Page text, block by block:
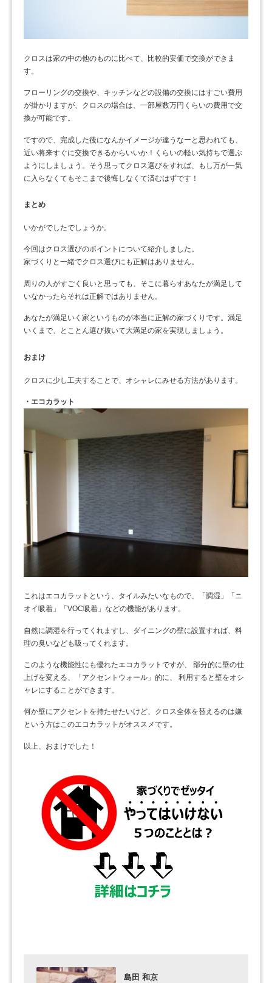
クロスは家の中の他のものに比べて、比較的安価で交換ができま
す。
フローリングの交換や、キッチンなどの設備の交換にはすごい費用
が掛かりますが、クロスの場合は、一部屋数万円くらいの費用で交
換が可能です。
ですので、完成した後になんかイメージが違うなーと思われても、
近い将来すぐに交換できるからいいか！くらいの軽い気持ちで選ぶ
ようにしましょう。そう思ってクロス選びをすれば、もし万が一気
に入らなくてもそこまで後悔しなくて済むはずです！
まとめ
いかがでしたでしょうか。
今回はクロス選びのポイントについて紹介しました。
家づくりと一緒でクロス選びにも正解はありません。
周りの人がすごく良いと思っても、そこに暮らすあなたが満足して
いなかったらそれは正解ではありません。
あなたが満足いく家というものが本当に正解の家づくりです。満足
いくまで、とことん選び抜いて大満足の家を実現しましょう。
おまけ
クロスに少し工夫することで、オシャレにみせる方法があります。
・エコカラット
これはエコカラットという、タイルみたいなもので、「調湿」「ニ
オイ吸着」「VOC吸着」などの機能があります。
自然に調湿を行ってくれますし、ダイニングの壁に設置すれば、料
理の臭いなども吸ってくれます。
このような機能性にも優れたエコカラットですが、 部分的に壁の仕
上げを変える、「アクセントウォール」的に、 利用すると壁をオシ
ャレにすることができます。
何か壁にアクセントを持たせたいけど、クロス全体を替えるのは嫌
という方はこのエコカラットがオススメです。
以上、おまけでした！
島田 和京